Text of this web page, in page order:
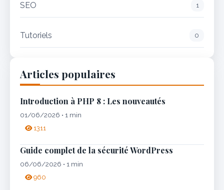
SEO 1
Tutoriels 0
Articles populaires
Introduction à PHP 8 : Les nouveautés
01/06/2026 • 1 min
1311
Guide complet de la sécurité WordPress
06/06/2026 • 1 min
960